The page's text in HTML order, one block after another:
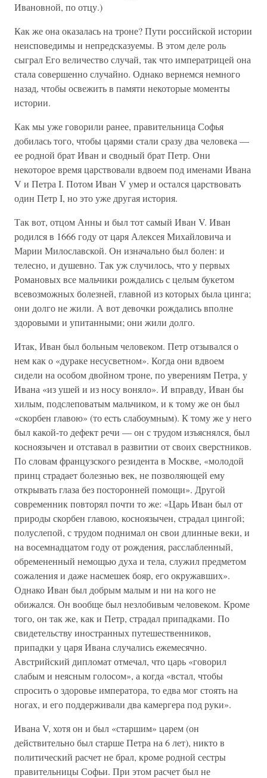
Ивановной, по отцу.)
Как же она оказалась на троне? Пути российской истории
неисповедимы и непредсказуемы. В этом деле роль
сыграл Его величество случай, так что императрицей она
стала совершенно случайно. Однако вернемся немного
назад, чтобы освежить в памяти некоторые моменты
истории.
Как мы уже говорили ранее, правительница Софья
добилась того, чтобы царями стали сразу два человека —
ее родной брат Иван и сводный брат Петр. Они
некоторое время царствовали вдвоем под именами Ивана
V и Петра I. Потом Иван V умер и остался царствовать
один Петр I, но это уже другая история.
Так вот, отцом Анны и был тот самый Иван V. Иван
родился в 1666 году от царя Алексея Михайловича и
Марии Милославской. Он изначально был болен: и
телесно, и душевно. Так уж случилось, что у первых
Романовых все мальчики рождались с целым букетом
всевозможных болезней, главной из которых была цинга;
они долго не жили. А вот девочки рождались вполне
здоровыми и упитанными; они жили долго.
Итак, Иван был больным человеком. Петр отзывался о
нем как о «дураке несусветном». Когда они вдвоем
сидели на особом двойном троне, по уверениям Петра, у
Ивана «из ушей и из носу воняло». И вправду, Иван бы
хилым, подслеповатым мальчиком, и к тому же он был
«скорбен главою» (то есть слабоумным). К тому же у него
был какой-то дефект речи — он с трудом изъяснялся, был
косноязычен и отставал в развитии от своих сверстников.
По словам французского резидента в Москве, «молодой
принц страдает болезнью век, не позволяющей ему
открывать глаза без посторонней помощи». Другой
современник повторял почти то же: «Царь Иван был от
природы скорбен главою, косноязычен, страдал цингой;
полуслепой, с трудом поднимал он свои длинные веки, и
на восемнадцатом году от рождения, расслабленный,
обремененный немощью духа и тела, служил предметом
сожаления и даже насмешек бояр, его окружавших».
Однако Иван был добрым малым и ни на кого не
обижался. Он вообще был незлобивым человеком. Кроме
того, он так же, как и Петр, страдал припадками. По
свидетельству иностранных путешественников,
припадки у царя Ивана случались ежемесячно.
Австрийский дипломат отмечал, что царь «говорил
слабым и неясным голосом», а когда «встал, чтобы
спросить о здоровье императора, то едва мог стоять на
ногах, и его поддерживали два камергера под руки».
Ивана V, хотя он и был «старшим» царем (он
действительно был старше Петра на 6 лет), никто в
политический расчет не брал, кроме родной сестры
правительницы Софьи. При этом расчет был не